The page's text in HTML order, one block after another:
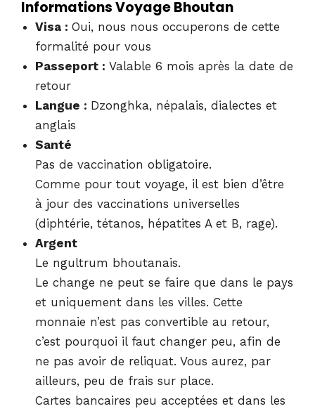
Informations Voyage Bhoutan
Visa : Oui, nous nous occuperons de cette
formalité pour vous
Passeport : Valable 6 mois après la date de
retour
Langue : Dzonghka, népalais, dialectes et
anglais
Santé
Pas de vaccination obligatoire.
Comme pour tout voyage, il est bien d’être
à jour des vaccinations universelles
(diphtérie, tétanos, hépatites A et B, rage).
Argent
Le ngultrum bhoutanais.
Le change ne peut se faire que dans le pays
et uniquement dans les villes. Cette
monnaie n’est pas convertible au retour,
c’est pourquoi il faut changer peu, afin de
ne pas avoir de reliquat. Vous aurez, par
ailleurs, peu de frais sur place.
Cartes bancaires peu acceptées et dans les